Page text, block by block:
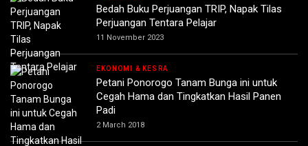
Bedah Buku Perjuangan TRIP, Napak Tilas
Perjuangan Tentara Pelajar
11 November 2023
EKONOMI & KESRA
Petani Ponorogo Tanam Bunga ini untuk
Cegah Hama dan Tingkatkan Hasil Panen
Padi
2 March 2018